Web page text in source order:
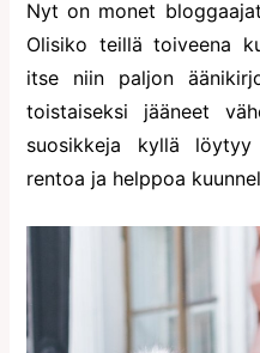
Nyt on monet
Olisiko teillä toiveena
itse niin paljon
toistaiseksi jääneet
suosikkeja kyllä
rentoa ja helppoa